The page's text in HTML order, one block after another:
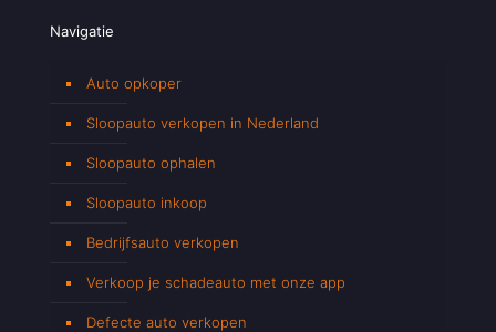
Navigatie
Auto opkoper
Sloopauto verkopen in Nederland
Sloopauto ophalen
Sloopauto inkoop
Bedrijfsauto verkopen
Verkoop je schadeauto met onze app
Defecte auto verkopen